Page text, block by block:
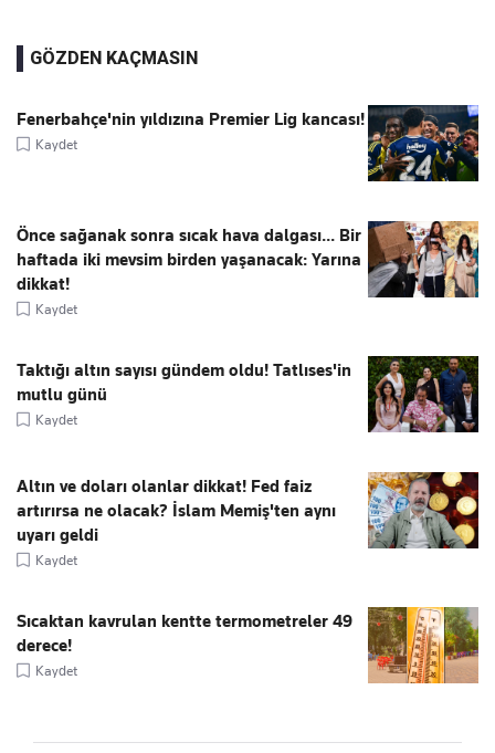
GÖZDEN KAÇMASIN
Fenerbahçe'nin yıldızına Premier Lig kancası!
Kaydet
Önce sağanak sonra sıcak hava dalgası... Bir
haftada iki mevsim birden yaşanacak: Yarına
dikkat!
Kaydet
Taktığı altın sayısı gündem oldu! Tatlıses'in
mutlu günü
Kaydet
Altın ve doları olanlar dikkat! Fed faiz
artırırsa ne olacak? İslam Memiş'ten aynı
uyarı geldi
Kaydet
Sıcaktan kavrulan kentte termometreler 49
derece!
Kaydet